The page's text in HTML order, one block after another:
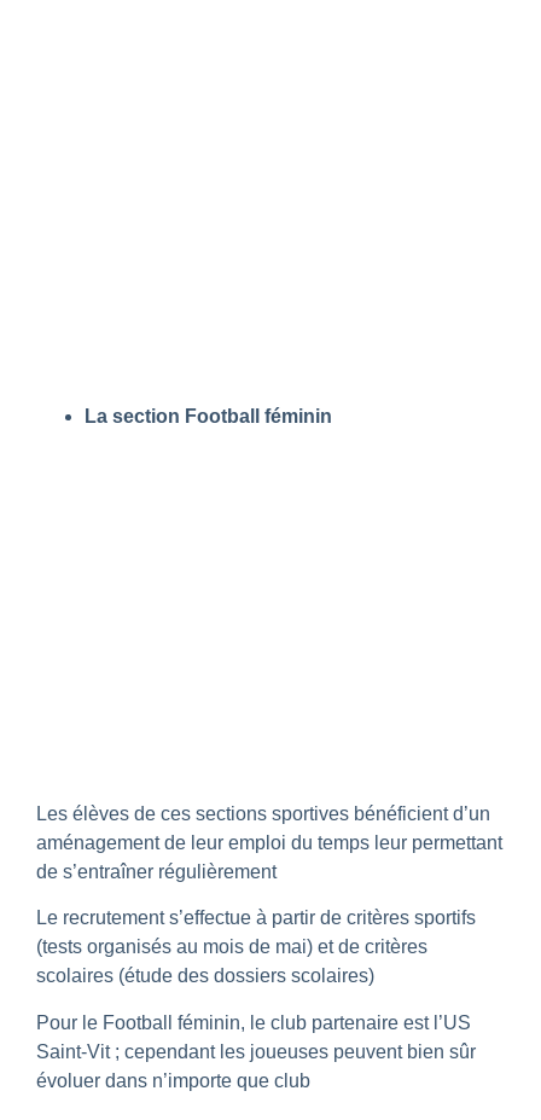
La section Football féminin
Les élèves de ces sections sportives bénéficient d’un
aménagement de leur emploi du temps leur permettant
de s’entraîner régulièrement
Le recrutement s’effectue à partir de critères sportifs
(tests organisés au mois de mai) et de critères
scolaires (étude des dossiers scolaires)
Pour le Football féminin, le club partenaire est l’US
Saint-Vit ; cependant les joueuses peuvent bien sûr
évoluer dans n’importe que club